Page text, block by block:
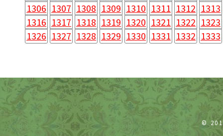
1306 1307 1308 1309 1310 1311 1312 1313
1316 1317 1318 1319 1320 1321 1322 1323
1326 1327 1328 1329 1330 1331 1332 1333
©